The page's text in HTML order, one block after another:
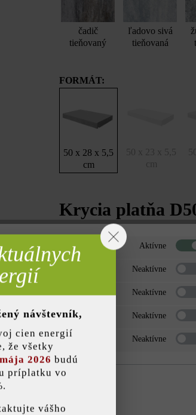
čadič
tieňovaný
ľadovo sivá
tieňovaná
FORMÁT:
50 x 28 x 5,5
cm
Krycia platňa
50x28x5,5 cm
%
12,55 €* / ks
Množstvo
Aktívne
Neaktívne
Neaktívne
Neaktívne
Neaktívne
návštevník,
cien energií
že všetky
2026 budú
príplatku vo
vášho